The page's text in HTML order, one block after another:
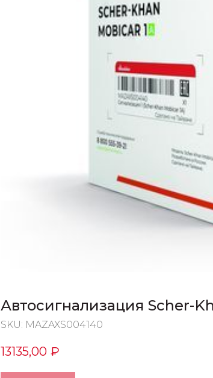
Автосигнализация Scher-
SKU: MAZAXS004140
13135,00 ₽